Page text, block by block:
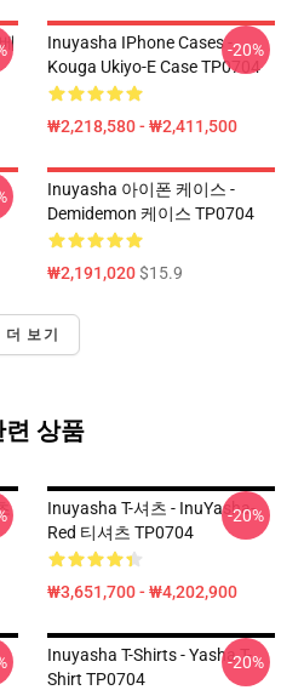
Inuyasha IPhone Cases -
Kouga Ukiyo-E Case TP0704
₩2,218,580 - ₩2,411,500
-20%
Inuyasha 아이폰 케이스 -
Demidemon 케이스 TP0704
₩2,191,020$15.9
더 보기
련 상품
Inuyasha T-셔츠 - InuYasha-
Red 티셔츠 TP0704
₩3,651,700 - ₩4,202,900
-20%
Inuyasha T-Shirts - Yasha T-
Shirt TP0704
-20%